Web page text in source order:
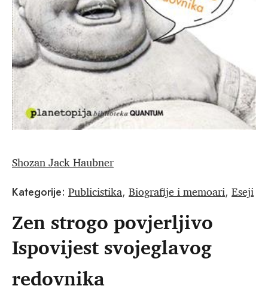
Shozan Jack Haubner
Kategorije: Publicistika, Biografije i memoari, Eseji
Zen strogo povjerljivo
Ispovijest svojeglavog
redovnika